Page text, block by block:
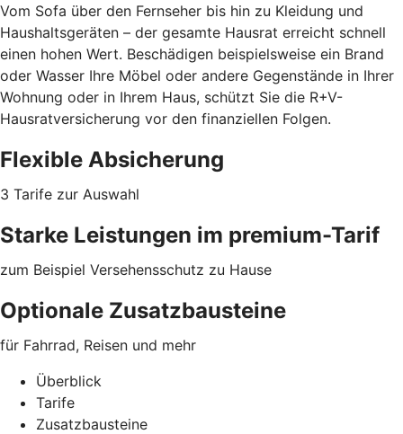
Vom Sofa über den Fernseher bis hin zu Kleidung und
Haushaltsgeräten – der gesamte Hausrat erreicht schnell
einen hohen Wert. Beschädigen beispielsweise ein Brand
oder Wasser Ihre Möbel oder andere Gegenstände in Ihrer
Wohnung oder in Ihrem Haus, schützt Sie die R+V-
Hausratversicherung vor den finanziellen Folgen.
Flexible Absicherung
3 Tarife zur Auswahl
Starke Leistungen im premium-Tarif
zum Beispiel Versehensschutz zu Hause
Optionale Zusatzbausteine
für Fahrrad, Reisen und mehr
Überblick
Tarife
Zusatzbausteine